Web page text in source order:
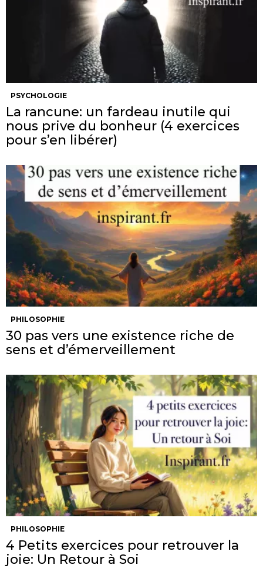
PSYCHOLOGIE
La rancune: un fardeau inutile qui
nous prive du bonheur (4 exercices
pour s’en libérer)
PHILOSOPHIE
30 pas vers une existence riche de
sens et d’émerveillement
PHILOSOPHIE
4 Petits exercices pour retrouver la
joie: Un Retour à Soi